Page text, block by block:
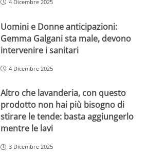
4 Dicembre 2025
Uomini e Donne anticipazioni:
Gemma Galgani sta male, devono
intervenire i sanitari
4 Dicembre 2025
Altro che lavanderia, con questo
prodotto non hai più bisogno di
stirare le tende: basta aggiungerlo
mentre le lavi
3 Dicembre 2025